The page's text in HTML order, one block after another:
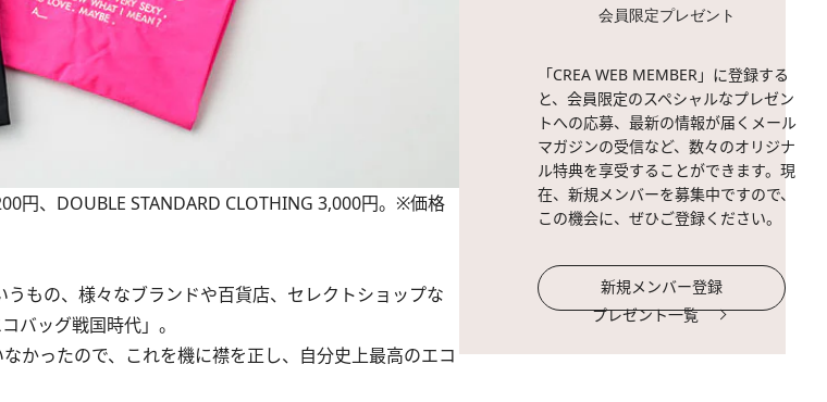
円、DOUBLE STANDARD CLOTHING 3,000円。※価格
もの、様々なブランドや百貨店、セレクトショップな
バッグ戦国時代」。
かったので、これを機に襟を正し、自分史上最高のエコ
会員限定プレゼント
「CREA WEB MEMBER」に登録する
と、会員限定のスペシャルなプレゼン
トへの応募、最新の情報が届くメール
マガジンの受信など、数々のオリジナ
ル特典を享受することができます。現
在、新規メンバーを募集中ですので、
この機会に、ぜひご登録ください。
新規メンバー登録
プレゼント一覧